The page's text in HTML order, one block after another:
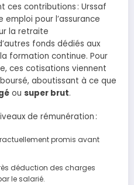
ces contributions : Urssaf
emploi pour l’assurance
la retraite
fonds dédiés aux
formation continue. Pour
ces cotisations viennent
aboutissant à ce que
ou super brut.
de rémunération :
promis avant
déduction des charges
le salarié.